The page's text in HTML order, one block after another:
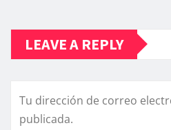
LEAVE A REPLY
Tu dirección de correo
publicada.